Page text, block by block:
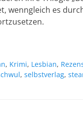
wenngleich es
, Krimi, Lesbian,
, selbstverlag,